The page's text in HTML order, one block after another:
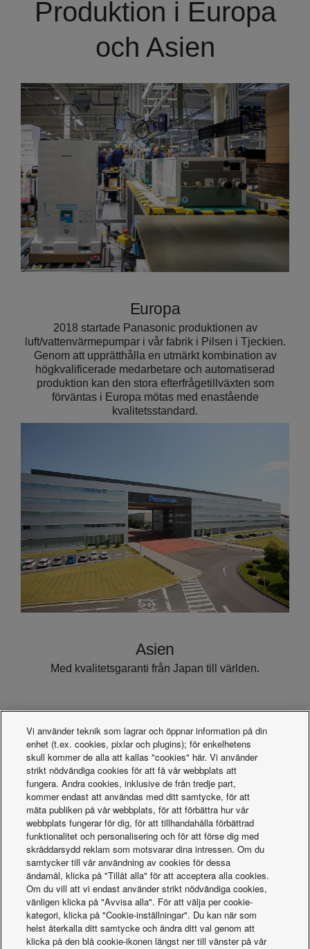
Produktion i Europa
och Asien
Europa
2018 startade Panasonic produktionen av
luft/vattenvärmepumpar i vår fabrik i Pilsen i Tjeckien.
Genom att upprätthålla en utmärkt kombination av
högkvalificerade medarbetare och automatiserad
produktion kan den stora efterfrågetillväxten som
förväntas i Europa mötas med enastående
kvalitetsstandard.
Asien
Med kvalitetsgaranti från Japan till världen.
Rekryteringsportal
Vi använder teknik som lagrar och öppnar information på din
enhet (t.ex. cookies, pixlar och plugins); för enkelhetens
skull kommer de alla att kallas "cookies" här. Vi använder
strikt nödvändiga cookies för att få vår webbplats att
fungera. Andra cookies, inklusive de från tredje part,
kommer endast att användas med ditt samtycke, för att
mäta publiken på vår webbplats, för att förbättra hur vår
webbplats fungerar för dig, för att tillhandahålla förbättrad
funktionalitet och personalisering och för att förse dig med
skräddarsydd reklam som motsvarar dina intressen. Om du
samtycker till vår användning av cookies för dessa
ändamål, klicka på "Tillåt alla" för att acceptera alla cookies.
Om du vill att vi endast använder strikt nödvändiga cookies,
vänligen klicka på "Avvisa alla". För att välja per cookie-
kategori, klicka på "Cookie-inställningar". Du kan när som
helst återkalla ditt samtycke och ändra ditt val genom att
klicka på den blå cookie-ikonen längst ner till vänster på vår